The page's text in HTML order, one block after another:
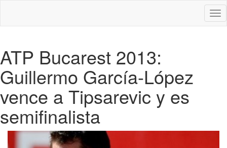
ATP Bucarest 2013:
Guillermo García-López
vence a Tipsarevic y es
semifinalista